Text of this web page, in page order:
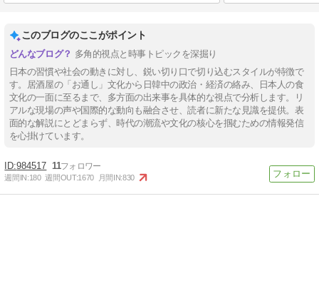
このブログのここがポイント
多角的視点と時事トピックを深掘り
日本の習慣や社会の動きに対し、鋭い切り口で切り込むスタイルが特徴で
す。居酒屋の「お通し」文化から日韓中の政治・経済の絡み、日本人の食
文化の一面に至るまで、多方面の出来事を具体的な視点で分析します。リ
アルな現場の声や国際的な動向も融合させ、読者に新たな見識を提供。表
面的な解説にとどまらず、時代の潮流や文化の核心を掴むための情報発信
を心掛けています。
984517 11
週間IN:180 週間OUT:1670 月間IN:830